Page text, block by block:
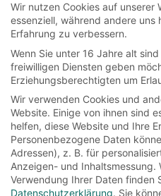
movies
Das Parfüm
Jean-Baptiste
besonderen
unterschiedlichsten
folgt er...
Wir nutzen Cookies auf unserer
essenziell, während andere uns
Erfahrung zu verbessern.
Wenn Sie unter 16 Jahre alt
freiwilligen Diensten geben
Erziehungsberechtigten um
Wir verwenden Cookies und
Website. Einige von ihnen sind
helfen, diese Website und Ihre
Personenbezogene Daten
Adressen), z. B. für
Anzeigen- und Inhaltsmessung.
Verwendung Ihrer Daten finden
Datenschutzerklärung. Sie